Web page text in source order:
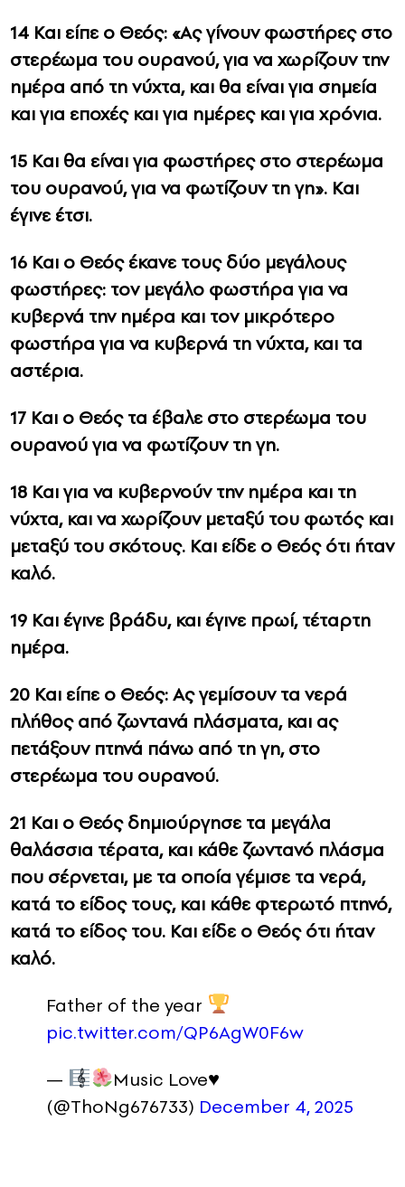
14 Και είπε ο Θεός: «Ας γίνουν φωστήρες στο
στερέωμα του ουρανού, για να χωρίζουν την
ημέρα από τη νύχτα, και θα είναι για σημεία
και για εποχές και για ημέρες και για χρόνια.
15 Και θα είναι για φωστήρες στο στερέωμα
του ουρανού, για να φωτίζουν τη γη». Και
έγινε έτσι.
16 Και ο Θεός έκανε τους δύο μεγάλους
φωστήρες: τον μεγάλο φωστήρα για να
κυβερνά την ημέρα και τον μικρότερο
φωστήρα για να κυβερνά τη νύχτα, και τα
αστέρια.
17 Και ο Θεός τα έβαλε στο στερέωμα του
ουρανού για να φωτίζουν τη γη.
18 Και για να κυβερνούν την ημέρα και τη
νύχτα, και να χωρίζουν μεταξύ του φωτός και
μεταξύ του σκότους. Και είδε ο Θεός ότι ήταν
καλό.
19 Και έγινε βράδυ, και έγινε πρωί, τέταρτη
ημέρα.
20 Και είπε ο Θεός: Ας γεμίσουν τα νερά
πλήθος από ζωντανά πλάσματα, και ας
πετάξουν πτηνά πάνω από τη γη, στο
στερέωμα του ουρανού.
21 Και ο Θεός δημιούργησε τα μεγάλα
θαλάσσια τέρατα, και κάθε ζωντανό πλάσμα
που σέρνεται, με τα οποία γέμισε τα νερά,
κατά το είδος τους, και κάθε φτερωτό πτηνό,
κατά το είδος του. Και είδε ο Θεός ότι ήταν
καλό.
Father of the year
pic.twitter.com/QP6AgW0F6w
—
Music Love♥️
(@ThoNg676733) December 4, 2025